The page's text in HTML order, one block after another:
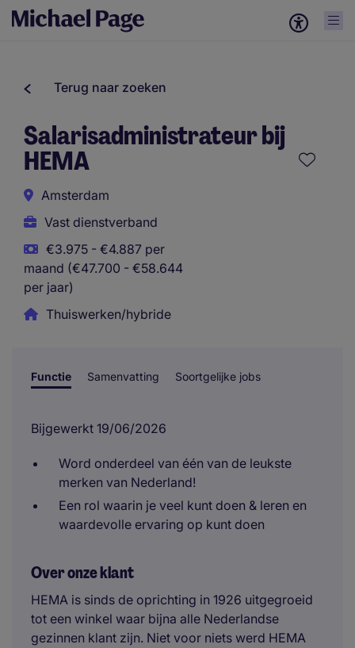
Terug naar zoeken
Salarisadministrateur bij
HEMA
Amsterdam
Vast dienstverband
€3.975 - €4.887 per
maand (€47.700 - €58.644
per jaar)
Thuiswerken/hybride
Functie Samenvatting Soortgelijke jobs
Bijgewerkt 19/06/2026
Word onderdeel van één van de leukste
merken van Nederland!
Een rol waarin je veel kunt doen & leren en
waardevolle ervaring op kunt doen
Over onze klant
HEMA is sinds de oprichting in 1926 uitgegroeid
tot een winkel waar bijna alle Nederlandse
gezinnen klant zijn. Niet voor niets werd HEMA